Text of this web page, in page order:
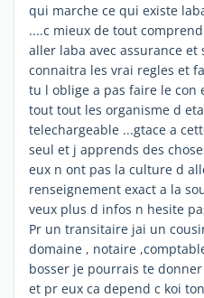
qui marche ce qui existe
....c mieux de tout
aller laba avec assurance et
connaitra les vrai regles et
tu l oblige a pas faire le con
tout tout les organisme d
telechargeable ...gtace a
seul et j apprends des
eux n ont pas la culture d
renseignement exact a la
veux plus d infos n hesite
Pr un transitaire jai un
domaine , notaire
bosser je pourrais te
et pr eux ca depend c koi